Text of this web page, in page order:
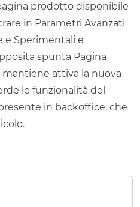
prodotto disponibile
in Parametri Avanzati
e Sperimentali e
spunta Pagina
attiva la nuova
le funzionalità del
in backoffice, che